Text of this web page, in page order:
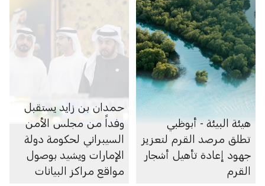
هيئة البيئة - أبوظبي
تطلق مرصد القرم لتعزيز
جهود إعادة تأهيل أشجار
القرم
حمدان بن زايد يستقبل
وفداً من مجلس الأمن
السيبراني لحكومة دولة
الإمارات ويشيد بوصول
مواقع مراكز البيانات